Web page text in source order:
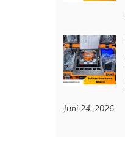
Juni 24, 2026